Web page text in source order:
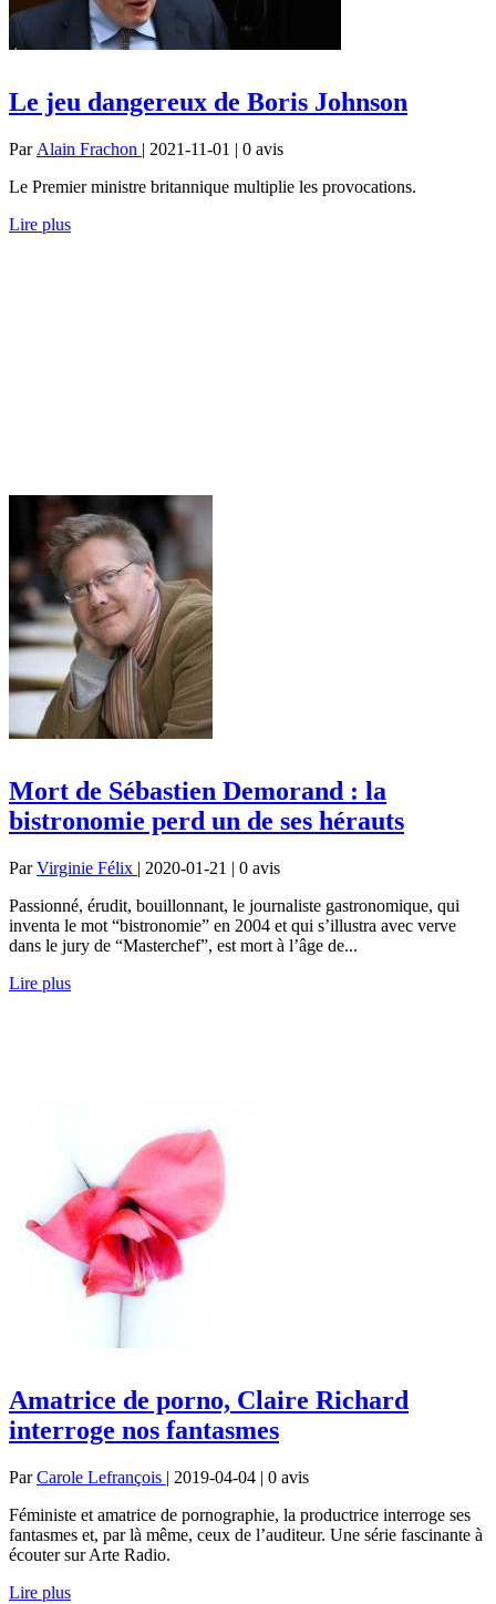
Le jeu dangereux de Boris Johnson
Par Alain Frachon | 2021-11-01 | 0 avis
Le Premier ministre britannique multiplie les provocations.
Lire plus
Mort de Sébastien Demorand : la
bistronomie perd un de ses hérauts
ParVirginie Félix | 2020-01-21 | 0 avis
Passionné, érudit, bouillonnant, le journaliste gastronomique, qui
inventa le mot “bistronomie” en 2004 et qui s’illustra avec verve
dans le jury de “Masterchef”, est mort à l’âge de...
Lire plus
Amatrice de porno, Claire Richard
interroge nos fantasmes
ParCarole Lefrançois | 2019-04-04 | 0 avis
Féministe et amatrice de pornographie, la productrice interroge ses
fantasmes et, par là même, ceux de l’auditeur. Une série fascinante à
écouter sur Arte Radio.
Lire plus